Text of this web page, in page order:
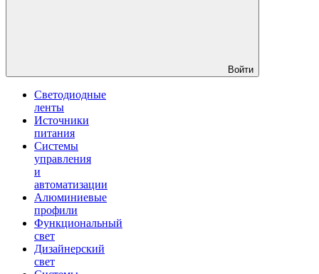
Войти
Светодиодные
ленты
Источники
питания
Системы
управления
и
автоматизации
Алюминиевые
профили
Функциональный
свет
Дизайнерский
свет